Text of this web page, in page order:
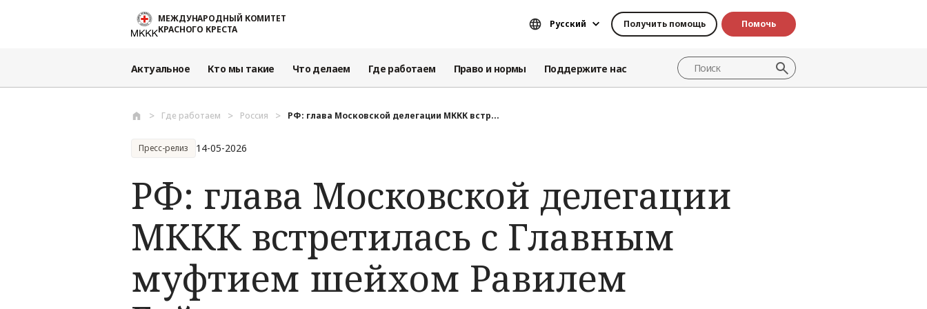
Перейти к основному содержаниюМЕЖДУНАРОДНЫЙ КОМИТЕТ
КРАСНОГО КРЕСТА
Русский Получить помощь Помочь
Актуальное Кто мы такие Что делаем Где работаем Право и нормы Поддержите нас
Где работаем Россия РФ: глава Московской делегации МККК встр...
Пресс-релиз 14-05-2026
РФ: глава Московской делегации
МККК встретилась с Главным
муфтием шейхом Равилем